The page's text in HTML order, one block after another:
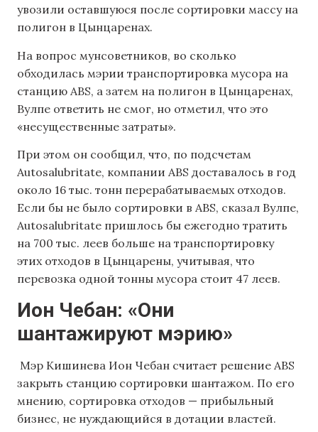
увозили оставшуюся после сортировки массу на
полигон в Цынцаренах.
На вопрос мунсоветников, во сколько
обходилась мэрии транспортировка мусора на
станцию ABS, а затем на полигон в Цынцаренах,
Вулпе ответить не смог, но отметил, что это
«несущественные затраты».
При этом он сообщил, что, по подсчетам
Autosalubritate, компании ABS доставалось в год
около 16 тыс. тонн перерабатываемых отходов.
Если бы не было сортировки в ABS, сказал Вулпе,
Autosalubritate пришлось бы ежегодно тратить
на 700 тыс. леев больше на транспортировку
этих отходов в Цынцарены, учитывая, что
перевозка одной тонны мусора стоит 47 леев.
Ион Чебан: «Они
шантажируют мэрию»
Мэр Кишинева Ион Чебан считает решение ABS
закрыть станцию сортировки шантажом. По его
мнению, сортировка отходов — прибыльный
бизнес, не нуждающийся в дотации властей.